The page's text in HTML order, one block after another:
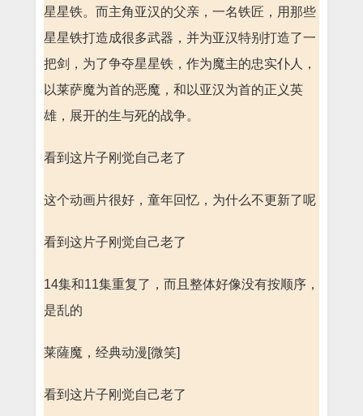
星星铁。而主角亚汉的父亲，一名铁匠，用那些
星星铁打造成很多武器，并为亚汉特别打造了一
把剑，为了争夺星星铁，作为魔主的忠实仆人，
以莱萨魔为首的恶魔，和以亚汉为首的正义英
雄，展开的生与死的战争。
看到这片子刚觉自己老了
这个动画片很好，童年回忆，为什么不更新了呢
看到这片子刚觉自己老了
14集和11集重复了，而且整体好像没有按顺序，
是乱的
莱薩魔，经典动漫[微笑]
看到这片子刚觉自己老了